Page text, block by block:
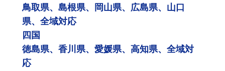
鳥取県、島根県、岡山県、広島県、山口
県、全域対応
四国
徳島県、香川県、愛媛県、高知県、全域対
応